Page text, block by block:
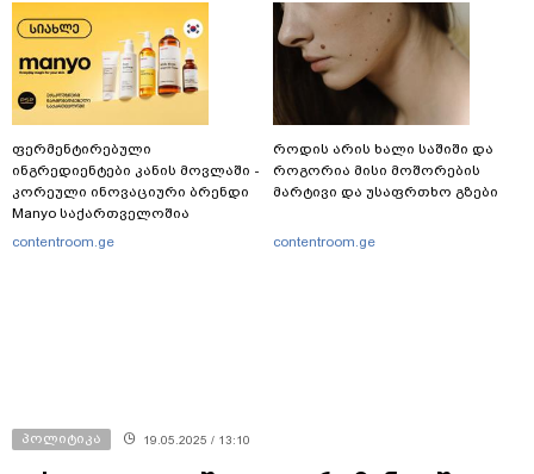
ფერმენტირებული
ინგრედიენტები კანის მოვლაში -
კორეული ინოვაციური ბრენდი
Manyo საქართველოშია
contentroom.ge
როდის არის ხალი საშიში და
როგორია მისი მოშორების
მარტივი და უსაფრთხო გზები
contentroom.ge
პოლიტიკა 19.05.2025 / 13:10